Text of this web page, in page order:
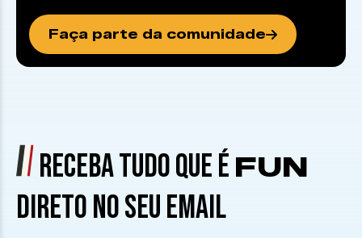
Faça parte da comunidade
RECEBA TUDO QUE É FUN
DIRETO NO SEU EMAIL